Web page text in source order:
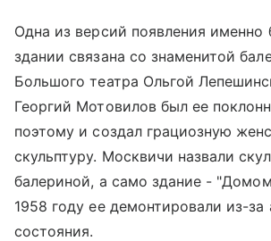
Одна из версий появления именно
здании связана со знаменитой
Большого театра Ольгой
Георгий Мотовилов был ее
поэтому и создал грациозную
скульптуру. Москвичи назвали
балериной, а само здание -
1958 году ее демонтировали из-за
состояния.